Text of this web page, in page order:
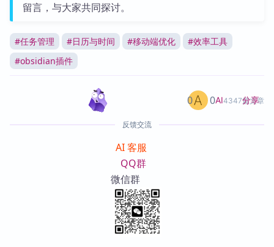
留言，与大家共同探讨。
#任务管理 #日历与时间 #移动端优化 #效率工具
#obsidian插件
AI4347篇文章
0 0 分享
反馈交流
AI 客服
QQ群
微信群